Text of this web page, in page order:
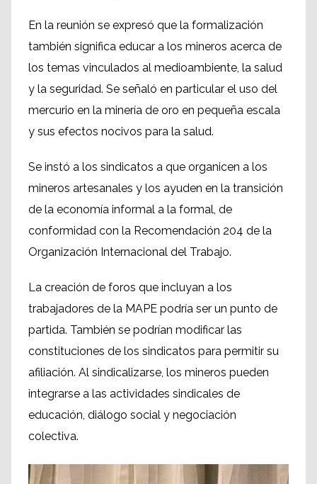
En la reunión se expresó que la formalización
también significa educar a los mineros acerca de
los temas vinculados al medioambiente, la salud
y la seguridad. Se señaló en particular el uso del
mercurio en la minería de oro en pequeña escala
y sus efectos nocivos para la salud.
Se instó a los sindicatos a que organicen a los
mineros artesanales y los ayuden en la transición
de la economía informal a la formal, de
conformidad con la Recomendación 204 de la
Organización Internacional del Trabajo.
La creación de foros que incluyan a los
trabajadores de la MAPE podría ser un punto de
partida. También se podrían modificar las
constituciones de los sindicatos para permitir su
afiliación. Al sindicalizarse, los mineros pueden
integrarse a las actividades sindicales de
educación, diálogo social y negociación
colectiva.